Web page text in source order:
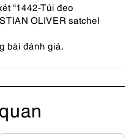
“1442-Túi đeo
OLIVER satchel
bài đánh giá.